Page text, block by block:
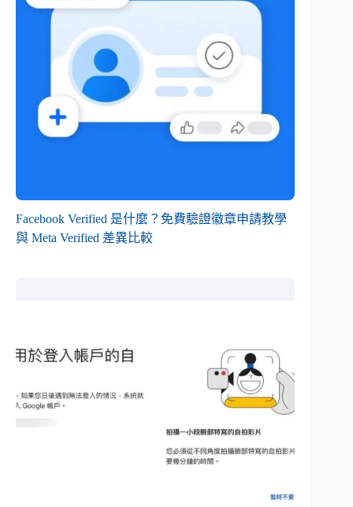
Facebook Verified 是什麼？免費驗證徽章申請教學
與 Meta Verified 差異比較